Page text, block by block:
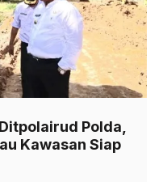
Polda,
Kawasan Siap